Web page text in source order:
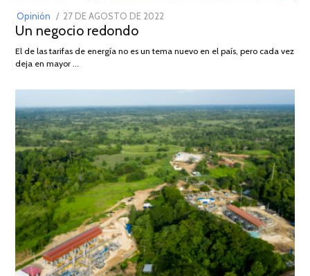
Opinión
POSTED
ON
27 DE AGOSTO DE 2022
DE
Un negocio redondo
El de las tarifas de energía no es un tema nuevo en el país, pero cada vez
deja en mayor …